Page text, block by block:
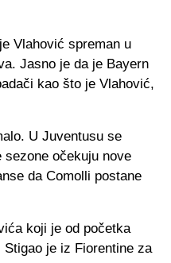
Vlahović spreman u
Jasno je da je Bayern
kao što je Vlahović,
U Juventusu se
sezone očekuju nove
da Comolli postane
koji je od početka
je iz Fiorentine za